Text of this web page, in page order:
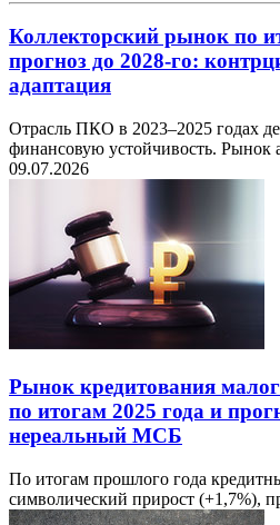
Коллекторский рынок по
прогноз до 2028-го:
адаптация
Отрасль ПКО в 2023–2025 годах
финансовую устойчивость. Рынок
09.07.2026
Рынок кредитования
по итогам 2025 года и
нереальный МСБ
По итогам прошлого года
символический прирост (+1,7%),